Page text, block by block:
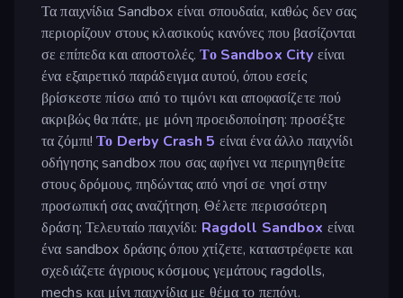
Τα παιχνίδια Sandbox είναι σπουδαία, καθώς δεν σας
περιορίζουν στους κλασικούς κανόνες που βασίζονται
σε επίπεδα και αποστολές.Το Sandbox City είναι
ένα εξαιρετικό παράδειγμα αυτού, όπου εσείς
βρίσκεστε πίσω από το τιμόνι και αποφασίζετε πού
ακριβώς θα πάτε, με μόνη προειδοποίηση: προσέξτε
τα ζόμπι!Το Derby Crash 5 είναι ένα άλλο παιχνίδι
οδήγησης sandbox που σας αφήνει να περιηγηθείτε
στους δρόμους, πηδώντας από νησί σε νησί στην
προσωπική σας αναζήτηση. Θέλετε περισσότερη
δράση; Τελευταίο παιχνίδι: Ragdoll Sandbox είναι
ένα sandbox δράσης όπου χτίζετε, καταστρέφετε και
σχεδιάζετε άγριους κόσμους γεμάτους ragdolls,
mechs και μίνι παιχνίδια με θέμα το πεπόνι.